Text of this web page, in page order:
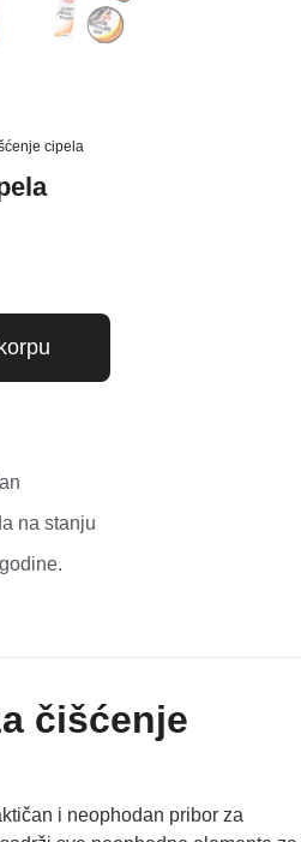
cipela
na stanju
čišćenje
i neophodan pribor za